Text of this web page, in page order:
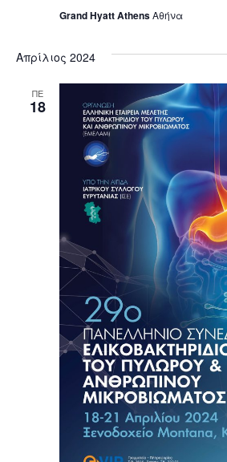
Grand Hyatt AthensΑθήνα
Απρίλιος 2024
ΠΕ
18